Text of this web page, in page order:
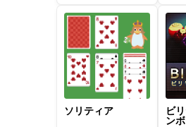
ソリティア
ビ
ン